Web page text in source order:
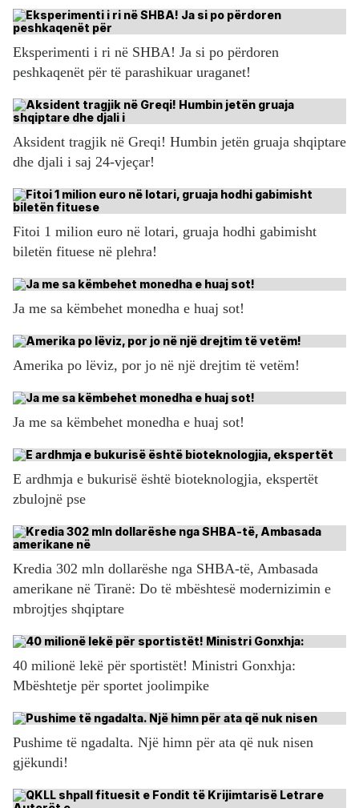
Eksperimenti i ri në SHBA! Ja si po përdoren
peshkaqenët për të parashikuar uraganet!
Aksident tragjik në Greqi! Humbin jetën gruaja shqiptare
dhe djali i saj 24-vjeçar!
Fitoi 1 milion euro në lotari, gruaja hodhi gabimisht
biletën fituese në plehra!
Ja me sa këmbehet monedha e huaj sot!
Amerika po lëviz, por jo në një drejtim të vetëm!
Ja me sa këmbehet monedha e huaj sot!
E ardhmja e bukurisë është bioteknologjia, ekspertët
zbulojnë pse
Kredia 302 mln dollarëshe nga SHBA-të, Ambasada
amerikane në Tiranë: Do të mbështesë modernizimin e
mbrojtjes shqiptare
40 milionë lekë për sportistët! Ministri Gonxhja:
Mbështetje për sportet joolimpike
Pushime të ngadalta. Një himn për ata që nuk nisen
gjëkundi!